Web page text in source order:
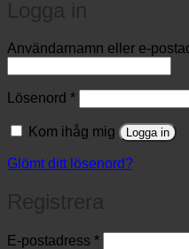
Användarnamn eller e-
Lösenord *Obligatoriskt
Kom ihåg mig Logga in
Glömt ditt lösenord?
E-postadress *Obligatoriskt